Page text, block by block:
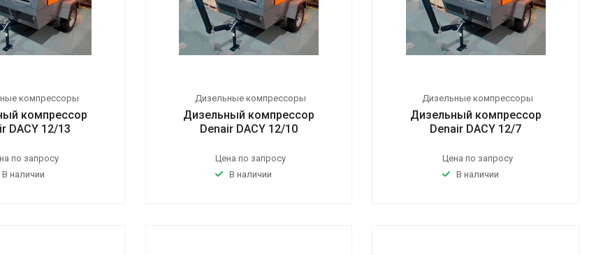
компрессоры
компрессор
DACY 12/13
по запросу
В наличии
Дизельные компрессоры
Дизельный компрессор
Denair DACY 12/10
Цена по запросу
В наличии
Дизельные компрессоры
Дизельный компрессор
Denair DACY 12/7
Цена по запросу
В наличии